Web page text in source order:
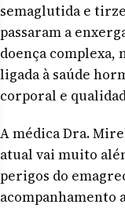
semaglutida e
passaram a
doença
ligada à saúde
corporal e
A médica Dra.
atual vai muito
perigos do
acompanhamento